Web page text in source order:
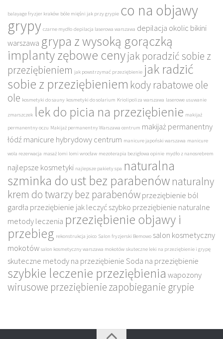
balayage fryzjer kraków bóle mięśni jak przy grypie co na objawy
grypy czarne mydło depilacja laserowa warszawa depilacja okolic bikini
warszawa grypa z wysoką gorączką
implanty zębowe cenyjak poradzić sobie z
przeziębieniem jak powstrzymać przeziębienie jak radzić
sobie z przeziębieniem kody rabatowe ole
ole kosmetyki do sauny kosmetyki do solarium Kriolipoliza warszawa laserowe usuwanie
zmarszczek lek do picia na przeziębienie makijaż
permanentny oczu Makijaż permanentny Warszawa centrum makijaż permanentny
łódź manicure hybrydowy centrum manicure japoński warszawa manicure
wola rezerwacja masaż lomi lomi wrocław mezoterapia bezigłowa opinie mydło z nanosrebrem
najlepsze kosmetyki najlepsze pakiety spa naturalna
szminka do ust bez parabenów naturalny
krem do twarzy bez parabenówprzeziębienie ból
gardła przeziębienie jak leczyć szybko przeziębienie naturalne
metody leczenia przeziębienie objawy i
przebieg rekonstrukcja joico Salon fryzjerski Bemowo salon kosmetyczny
mokotów salon kosmetyczny warszawa mokotów skuteczne leki na przeziębienie i grypę
skuteczne metody na przeziębienieSoda na przeziębienie
szybkie leczenie przeziębienia wapozony
wirusowe przeziębieniezapobieganie grypie